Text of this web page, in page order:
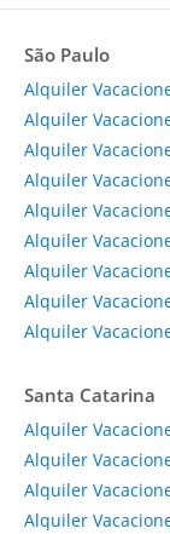
São Paulo
Alquiler
Alquiler
Alquiler
Alquiler
Alquiler
Alquiler
Alquiler
Alquiler
Alquiler
Santa Catarina
Alquiler
Alquiler
Alquiler
Alquiler